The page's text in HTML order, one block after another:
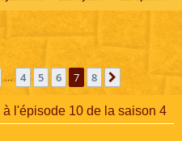
4 5 6 7 8
l'épisode 10 de la saison 4